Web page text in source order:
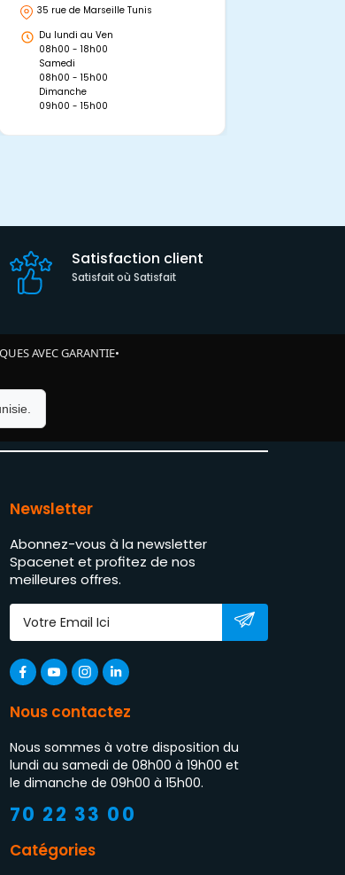
35 rue de Marseille Tunis
Du lundi au Ven
08h00 - 18h00
Samedi
08h00 - 15h00
Dimanche
09h00 - 15h00
Satisfaction client
Satisfait où Satisfait
AVEC GARANTIE•
Newsletter
Abonnez-vous à la newsletter
Spacenet et profitez de nos
meilleures offres.
Nous contactez
Nous sommes à votre disposition du
lundi au samedi de 08h00 à 19h00 et
le dimanche de 09h00 à 15h00.
70 22 33 00
Catégories